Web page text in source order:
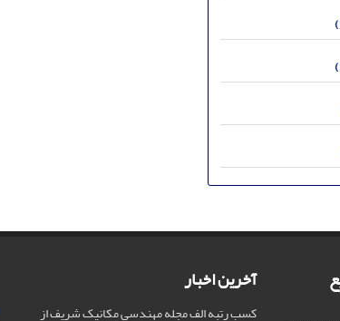
آخرین اخبار
کسب رتبه الف مجله مهندسی مکانیک شریف از